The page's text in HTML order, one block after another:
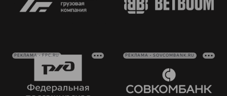
РЕКЛАМА • FPC.RU РЕКЛАМА • SOVCOMBANK.RU